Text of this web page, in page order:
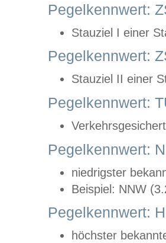
Pegelkennwert:
Stauziel I einer
Pegelkennwert:
Stauziel II einer
Pegelkennwert:
Pegelkennwert:
niedrigster
Beispiel: NNW
Pegelkennwert:
höchster